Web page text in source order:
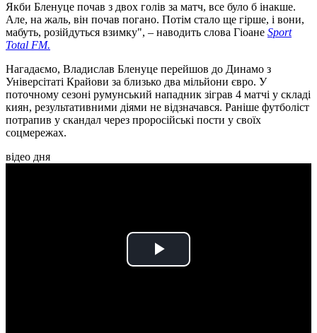
Якби Бленуце почав з двох голів за матч, все було б інакше.
Але, на жаль, він почав погано. Потім стало ще гірше, і вони,
мабуть, розійдуться взимку", – наводить слова Гіоане Sport
Total FM.
Нагадаємо, Владислав Бленуце перейшов до Динамо з
Універсітаті Крайови за близько два мільйони євро. У
поточному сезоні румунський нападник зіграв 4 матчі у складі
киян, результативними діями не відзначався. Раніше футболіст
потрапив у скандал через проросійські пости у своїх
соцмережах.
відео дня
Play